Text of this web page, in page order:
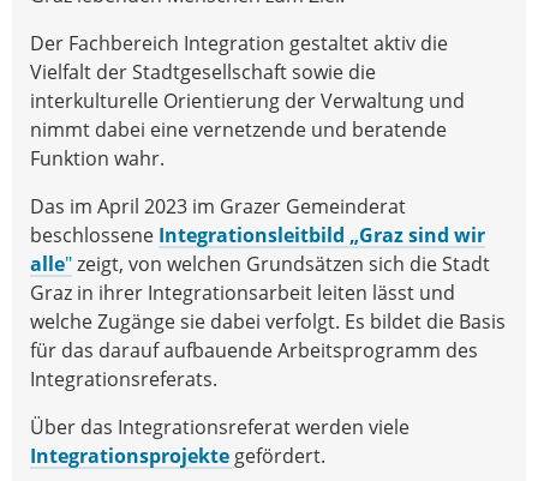
Der Fachbereich Integration gestaltet aktiv die
Vielfalt der Stadtgesellschaft sowie die
interkulturelle Orientierung der Verwaltung und
nimmt dabei eine vernetzende und beratende
Funktion wahr.
Das im April 2023 im Grazer Gemeinderat
beschlossene Integrationsleitbild „Graz sind wir
alle"zeigt, von welchen Grundsätzen sich die Stadt
Graz in ihrer Integrationsarbeit leiten lässt und
welche Zugänge sie dabei verfolgt. Es bildet die Basis
für das darauf aufbauende Arbeitsprogramm des
Integrationsreferats.
Über das Integrationsreferat werden viele
Integrationsprojekte gefördert.